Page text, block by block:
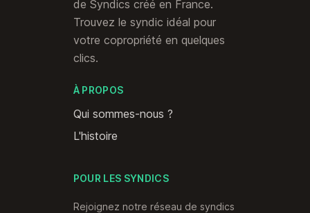
de Syndics créé en France.
Trouvez le syndic idéal pour
votre copropriété en quelques
clics.
À PROPOS
Qui sommes-nous ?
L'histoire
POUR LES SYNDICS
Rejoignez notre réseau de syndics